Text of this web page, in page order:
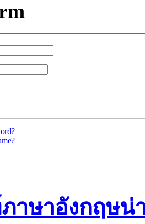
าษาอังกฤษน่